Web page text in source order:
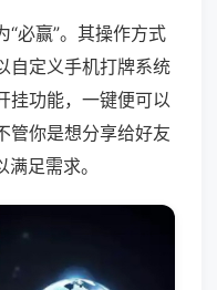
必赢”。其操作方式
自定义手机打牌系统
挂功能，一键便可以
管你是想分享给好友
足需求。